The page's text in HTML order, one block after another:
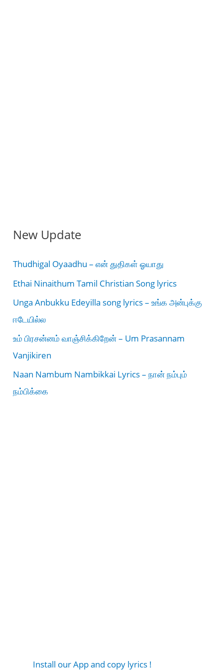
New Update
Thudhigal Oyaadhu – என் துதிகள் ஓயாது
Ethai Ninaithum Tamil Christian Song lyrics
Unga Anbukku Edeyilla song lyrics – உங்க அன்புக்கு
ஈடேயில்ல
உம் பிரசன்னம் வாஞ்சிக்கிறேன் – Um Prasannam
Vanjikiren
Naan Nambum Nambikkai Lyrics – நான் நம்பும்
நம்பிக்கை
Install our App and copy lyrics !